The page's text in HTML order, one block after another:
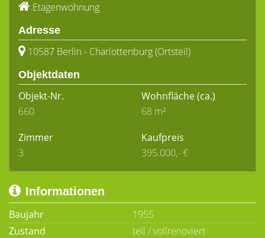
Etagenwohnung
Adresse
10587 Berlin - Charlottenburg (Ortsteil)
Objektdaten
Objekt-Nr.
660
Wohnfläche(ca.)
68 m²
Zimmer
3
Kaufpreis
395.000,- €
Informationen
Baujahr
1955
Zustand
teil / vollrenoviert